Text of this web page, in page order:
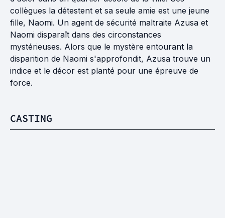
collègues la détestent et sa seule amie est une jeune
fille, Naomi. Un agent de sécurité maltraite Azusa et
Naomi disparaît dans des circonstances
mystérieuses. Alors que le mystère entourant la
disparition de Naomi s'approfondit, Azusa trouve un
indice et le décor est planté pour une épreuve de
force.
CASTING